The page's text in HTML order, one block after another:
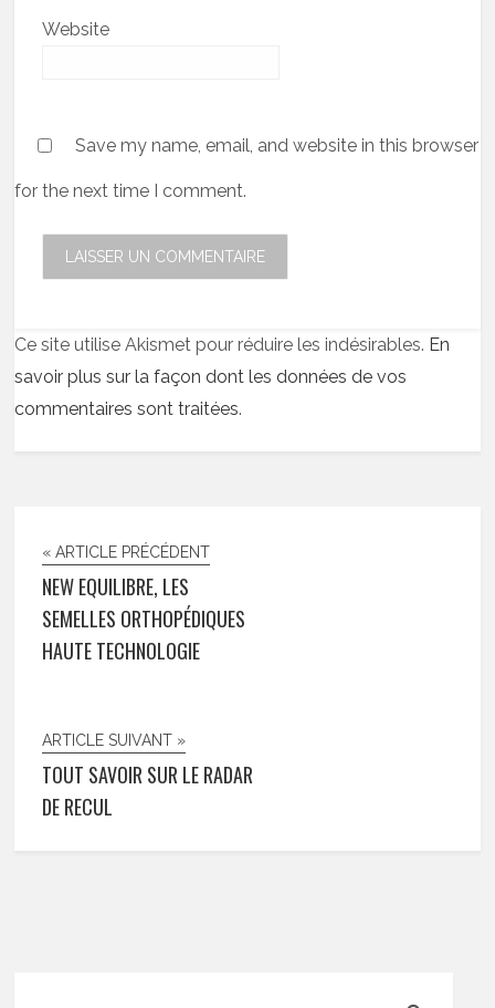
Website
Save my name, email, and website in this browser
for the next time I comment.
Ce site utilise Akismet pour réduire les indésirables. En
savoir plus sur la façon dont les données de vos
commentaires sont traitées.
« ARTICLE PRÉCÉDENT
NEW EQUILIBRE, LES
SEMELLES ORTHOPÉDIQUES
HAUTE TECHNOLOGIE
ARTICLE SUIVANT »
TOUT SAVOIR SUR LE RADAR
DE RECUL